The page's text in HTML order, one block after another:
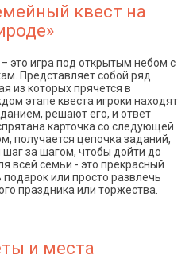
квест на
это игра под открытым небом с
Представляет собой ряд
из которых прячется в
этапе квеста игроки находят
решают его, и ответ
карточка со следующей
получается цепочка заданий,
за шагом, чтобы дойти до
всей семьи - это прекрасный
или просто развлечь
праздника или торжества.
и места